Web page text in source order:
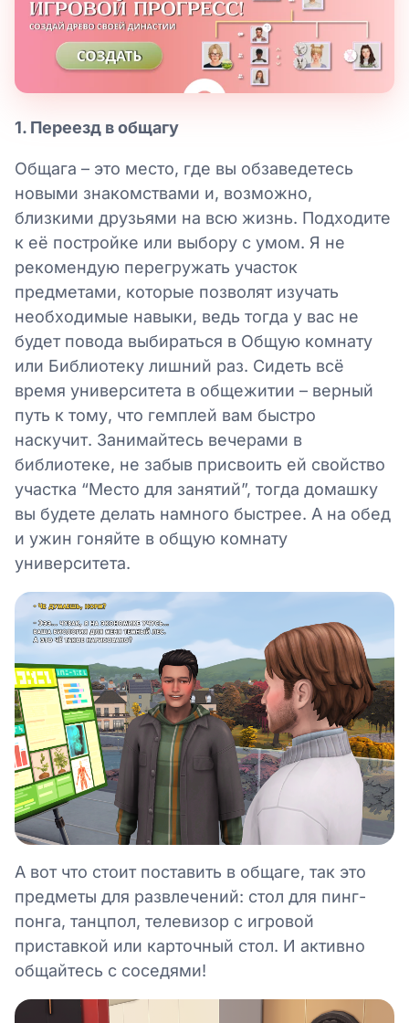
1. Переезд в общагу
Общага – это место, где вы обзаведетесь
новыми знакомствами и, возможно,
близкими друзьями на всю жизнь. Подходите
к её постройке или выбору с умом. Я не
рекомендую перегружать участок
предметами, которые позволят изучать
необходимые навыки, ведь тогда у вас не
будет повода выбираться в Общую комнату
или Библиотеку лишний раз. Сидеть всё
время университета в общежитии – верный
путь к тому, что гемплей вам быстро
наскучит. Занимайтесь вечерами в
библиотеке, не забыв присвоить ей свойство
участка “Место для занятий”, тогда домашку
вы будете делать намного быстрее. А на обед
и ужин гоняйте в общую комнату
университета.
А вот что стоит поставить в общаге, так это
предметы для развлечений: стол для пинг-
понга, танцпол, телевизор с игровой
приставкой или карточный стол. И активно
общайтесь с соседями!